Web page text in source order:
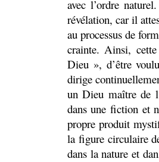
avec l’ordre
révélation, car il
au processus de
crainte. Ainsi,
Dieu », d’être
dirige
un Dieu maître de
dans une fiction et
propre produit
la figure circulaire
dans la nature et